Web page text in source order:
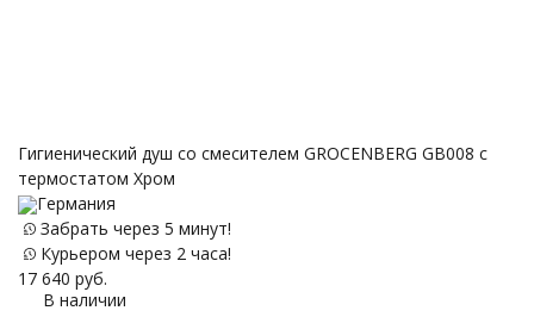
Гигиенический душ со смесителем GROCENBERG GB008 с
термостатом Хром
Германия
Забрать через 5 минут!
Курьером через 2 часа!
17 640 руб.
В наличии